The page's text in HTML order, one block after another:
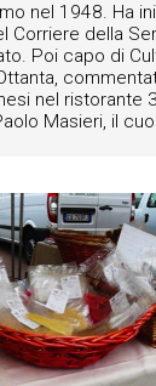
nel 1948. Ha
Corriere della
Poi capo di
nel ristorante
Masieri, il